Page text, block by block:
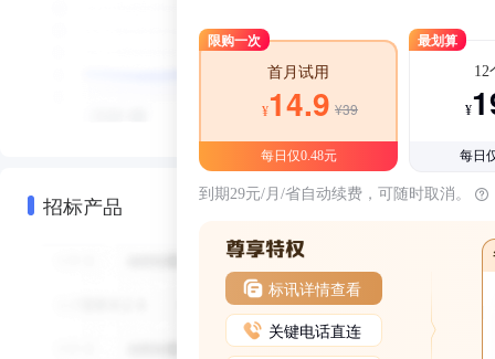
招标产品
限购一次
首月试用
¥14.9 ¥39
每日仅0.48元
最划算
12
¥
每日
到期29元/月/省自动续费，可随时取消。
标讯详情查看
关键电话直连